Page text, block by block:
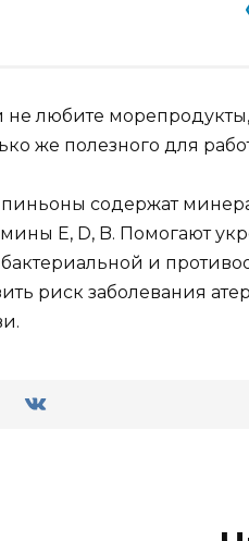
не любите
же полезного для
содержат
E, D, B. Помогают
и
риск заболевания